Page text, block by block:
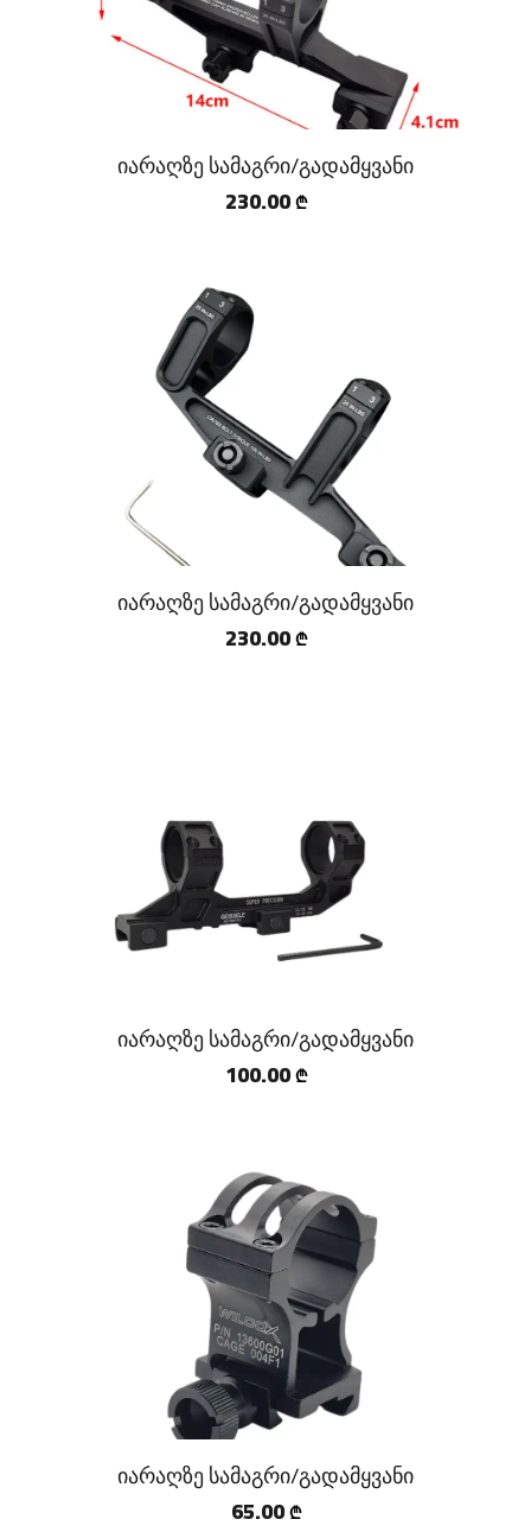
იარაღზე სამაგრი/გადამყვანი
230.00 ₾
იარაღზე სამაგრი/გადამყვანი
230.00 ₾
იარაღზე სამაგრი/გადამყვანი
100.00 ₾
იარაღზე სამაგრი/გადამყვანი
65.00 ₾